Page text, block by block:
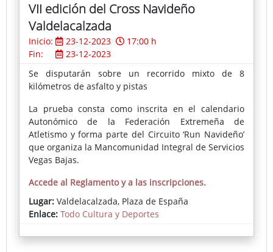
VII edición del Cross Navideño
Valdelacalzada
Inicio: 23-12-2023
17:00 h
Fin:
23-12-2023
Se disputarán sobre un recorrido mixto de 8
kilómetros de asfalto y pistas
La prueba consta como inscrita en el calendario
Autonómico de la Federación Extremeña de
Atletismo y forma parte del Circuito ‘Run Navideño’
que organiza la Mancomunidad Integral de Servicios
Vegas Bajas.
Accede al Reglamento y a las inscripciones.
Lugar: Valdelacalzada, Plaza de España
Enlace: Todo Cultura y Deportes